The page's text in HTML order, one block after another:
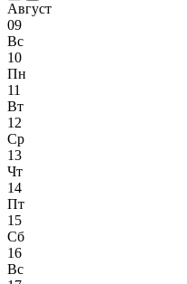
Август
09
Вс
10
Пн
11
Вт
12
Ср
13
Чт
14
Пт
15
Сб
16
Вс